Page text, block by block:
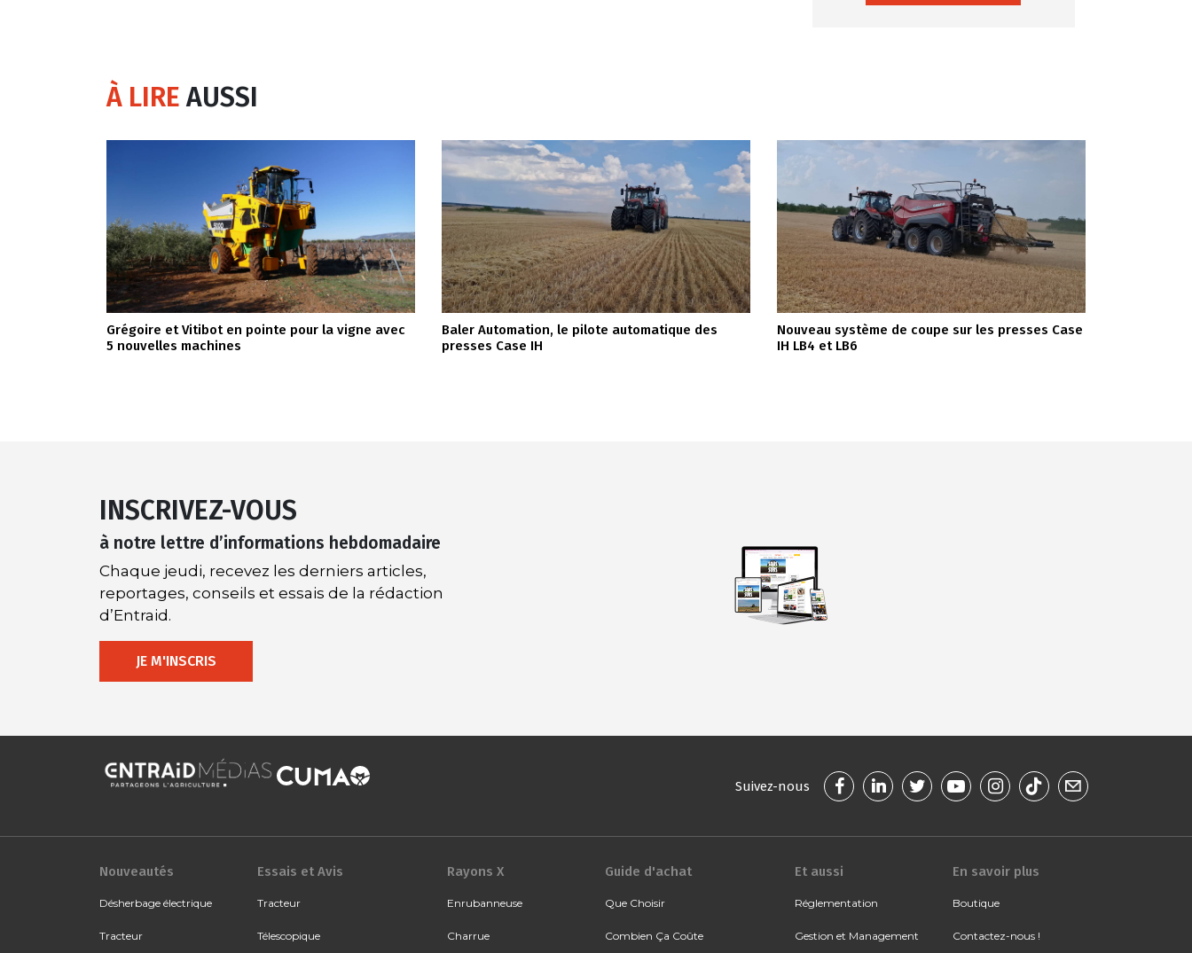
À LIREAUSSI
Grégoire et Vitibot en pointe pour la vigne avec
5 nouvelles machines
Baler Automation, le pilote automatique des
presses Case IH
Nouveau système de coupe sur les presses Case
IH LB4 et LB6
INSCRIVEZ-VOUS
à notre lettre d’informations hebdomadaire
Chaque jeudi, recevez les derniers articles,
reportages, conseils et essais de la rédaction
d’Entraid.
JE M'INSCRIS
Suivez-nous
Nouveautés
Désherbage électrique
Tracteur
Essais et Avis
Tracteur
Télescopique
Rayons X
Enrubanneuse
Charrue
Guide d'achat
Que Choisir
Combien Ça Coûte
Et aussi
Réglementation
Gestion et Management
En savoir plus
Boutique
Contactez-nous !